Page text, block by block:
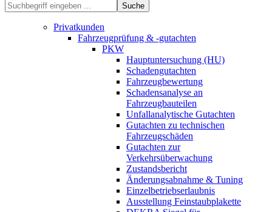
Suche
Privatkunden
Fahrzeugprüfung & -gutachten
PKW
Hauptuntersuchung (HU)
Schadengutachten
Fahrzeugbewertung
Schadensanalyse an
Fahrzeugbauteilen
Unfallanalytische Gutachten
Gutachten zu technischen
Fahrzeugschäden
Gutachten zur
Verkehrsüberwachung
Zustandsbericht
Änderungsabnahme & Tuning
Einzelbetriebserlaubnis
Ausstellung Feinstaubplakette